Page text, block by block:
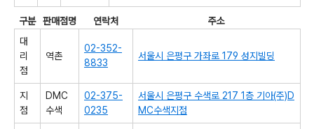
구분 판매점명 연락처
주소
대
리
점
역촌
02-352-
8833
서울시 은평구 가좌로 179 성지빌딩
지
점
DMC
수색
02-375-
0235
서울시 은평구 수색로 217 1층 기아(주)D
MC수색지점